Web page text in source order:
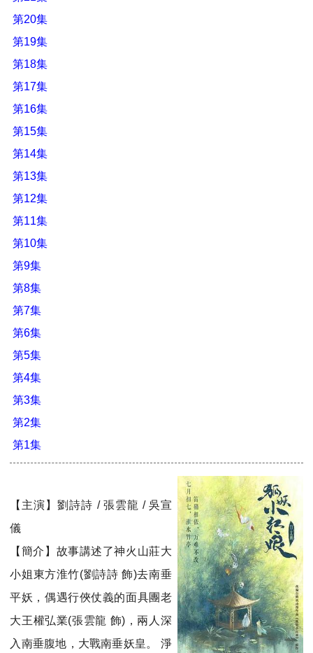
第20集
第19集
第18集
第17集
第16集
第15集
第14集
第13集
第12集
第11集
第10集
第9集
第8集
第7集
第6集
第5集
第4集
第3集
第2集
第1集
【主演】劉詩詩 / 張雲龍 / 吳宣
儀
【簡介】故事講述了神火山莊大
小姐東方淮竹(劉詩詩 飾)去南垂
平妖，偶遇行俠仗義的面具團老
大王權弘業(張雲龍 飾)，兩人深
入南垂腹地，大戰南垂妖皇。 淨